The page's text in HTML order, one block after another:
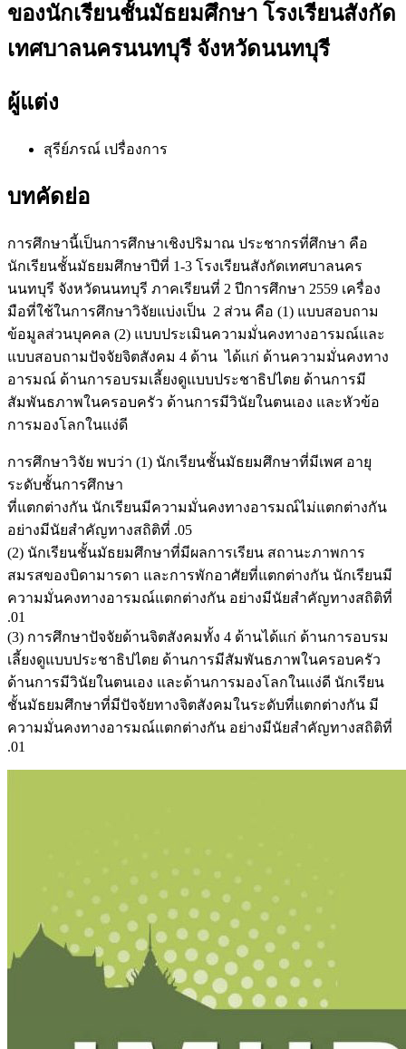
ของนักเรียนชั้นมัธยมศึกษา โรงเรียนสังกัด
เทศบาลนครนนทบุรี จังหวัดนนทบุรี
ผู้แต่ง
สุรีย์ภรณ์ เปรื่องการ
บทคัดย่อ
การศึกษานี้เป็นการศึกษาเชิงปริมาณ ประชากรที่ศึกษา คือ
นักเรียนชั้นมัธยมศึกษาปีที่ 1-3 โรงเรียนสังกัดเทศบาลนคร
นนทบุรี จังหวัดนนทบุรี ภาคเรียนที่ 2 ปีการศึกษา 2559 เครื่อง
มือที่ใช้ในการศึกษาวิจัยแบ่งเป็น 2 ส่วน คือ (1) แบบสอบถาม
ข้อมูลส่วนบุคคล (2) แบบประเมินความมั่นคงทางอารมณ์และ
แบบสอบถามปัจจัยจิตสังคม 4 ด้าน ได้แก่ ด้านความมั่นคงทาง
อารมณ์ ด้านการอบรมเลี้ยงดูแบบประชาธิปไตย ด้านการมี
สัมพันธภาพในครอบครัว ด้านการมีวินัยในตนเอง และหัวข้อ
การมองโลกในแง่ดี
การศึกษาวิจัย พบว่า (1) นักเรียนชั้นมัธยมศึกษาที่มีเพศ อายุ
ระดับชั้นการศึกษา
ที่แตกต่างกัน นักเรียนมีความมั่นคงทางอารมณ์ไม่แตกต่างกัน
อย่างมีนัยสำคัญทางสถิติที่ .05
(2) นักเรียนชั้นมัธยมศึกษาที่มีผลการเรียน สถานะภาพการ
สมรสของบิดามารดา และการพักอาศัยที่แตกต่างกัน นักเรียนมี
ความมั่นคงทางอารมณ์แตกต่างกัน อย่างมีนัยสำคัญทางสถิติที่
.01
(3) การศึกษาปัจจัยด้านจิตสังคมทั้ง 4 ด้านได้แก่ ด้านการอบรม
เลี้ยงดูแบบประชาธิปไตย ด้านการมีสัมพันธภาพในครอบครัว
ด้านการมีวินัยในตนเอง และด้านการมองโลกในแง่ดี นักเรียน
ชั้นมัธยมศึกษาที่มีปัจจัยทางจิตสังคมในระดับที่แตกต่างกัน มี
ความมั่นคงทางอารมณ์แตกต่างกัน อย่างมีนัยสำคัญทางสถิติที่
.01